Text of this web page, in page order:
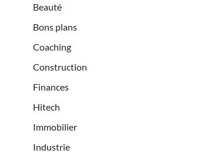
Beauté
Bons plans
Coaching
Construction
Finances
Hitech
Immobilier
Industrie